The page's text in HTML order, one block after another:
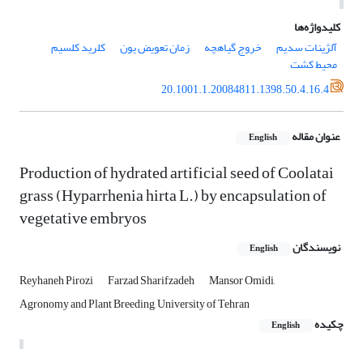
کلیدواژه‌ها
آلژینات سدیم
خروج گیاهچه زمان تعویض یون کلرید کلسیم
محیط کشت
20.1001.1.20084811.1398.50.4.16.4
عنوان مقاله English
Production of hydrated artificial seed of Coolatai
grass (Hyparrhenia hirta L.) by encapsulation of
vegetative embryos
نویسندگان English
Reyhaneh Pirozi Farzad Sharifzadeh
Mansor Omidi,
Agronomy and Plant Breeding, University of Tehran
چکیده
English